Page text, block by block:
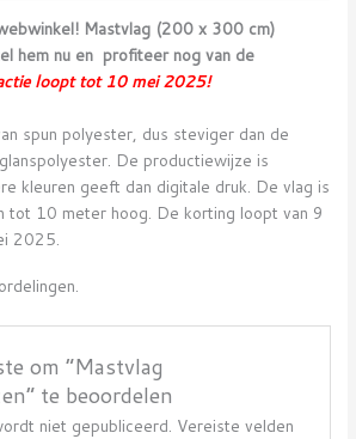
Mastvlag (200 x 300 cm)
hem nu en profiteer nog van de
loopt tot 10 mei 2025!
spun polyester, dus steviger dan de
De productiewijze is
kleuren geeft dan digitale druk. De vlag is
tot 10 meter hoog. De korting loopt van 9
2025.
om “Mastvlag
te beoordelen
niet gepubliceerd. Vereiste velden